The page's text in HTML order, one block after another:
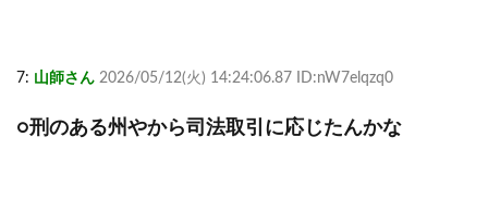
7: 山師さん 2026/05/12(火) 14:24:06.87 ID:nW7elqzq0
○刑のある州やから司法取引に応じたんかな